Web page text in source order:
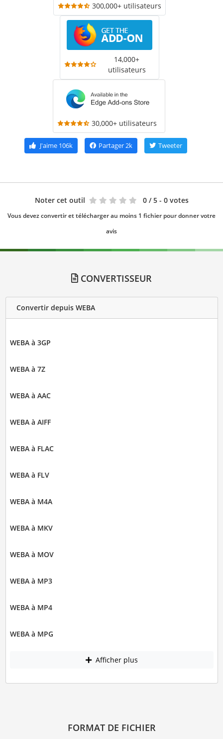
300,000+ utilisateurs
14,000+
utilisateurs
30,000+ utilisateurs
J'aime106k Partager2k Tweeter
Noter cet outil 0 / 5 - 0 votes
Vous devez convertir et télécharger au moins 1 fichier pour donner votre
avis
CONVERTISSEUR
Convertir depuis WEBA
WEBA à 3GP
WEBA à 7Z
WEBA à AAC
WEBA à AIFF
WEBA à FLAC
WEBA à FLV
WEBA à M4A
WEBA à MKV
WEBA à MOV
WEBA à MP3
WEBA à MP4
WEBA à MPG
Afficher plus
FORMAT DE FICHIER